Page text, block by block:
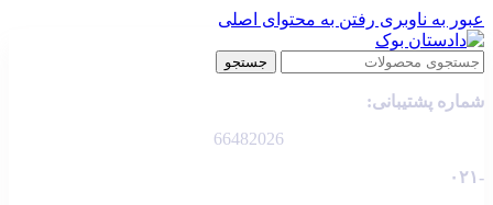
عبور به ناوبری رفتن به محتوای اصلی
جستجو
شماره پشتیبانی:
66482026
-۰۲۱